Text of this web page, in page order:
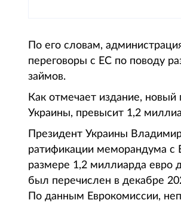
По его словам,
переговоры с ЕС по поводу
займов.
Как отмечает издание,
Украины, превысит 1,2
Президент Украины
ратификации меморандума с
размере 1,2 миллиарда евро
был перечислен в декабре
По данным Еврокомиссии,